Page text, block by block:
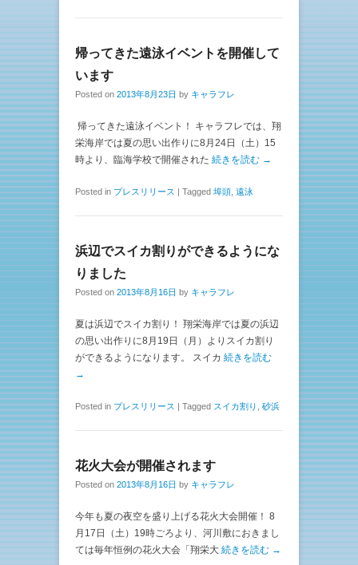
帰ってきた遠泳イベントを開催して
います
Posted on 2013年8月23日 by キャラフレ
帰ってきた遠泳イベント！ キャラフレでは、翔
栄海岸では夏の思い出作りに8月24日（土）15
時より、臨海学校で開催された 続きを読む →
Posted in プレスリリース Tagged 埠頭 遠泳
浜辺でスイカ割りができるようにな
りました
Posted on 2013年8月16日 by キャラフレ
夏は浜辺でスイカ割り！ 翔栄海岸では夏の浜辺
の思い出作りに8月19日（月）よりスイカ割り
ができるようになります。 スイカ 続きを読む
→
Posted in プレスリリース Tagged スイカ割り 砂浜
花火大会が開催されます
Posted on 2013年8月16日 by キャラフレ
今年も夏の夜空を盛り上げる花火大会開催！ 8
月17日（土）19時ごろより、河川敷におきまし
ては毎年恒例の花火大会「翔栄大 続きを読む →